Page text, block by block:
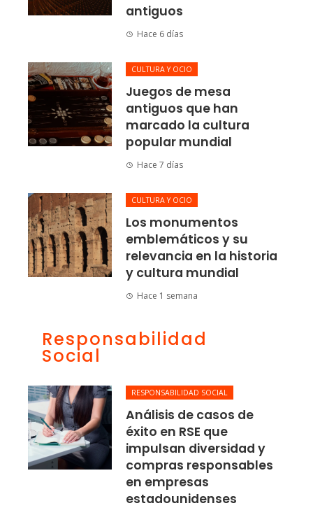
antiguos
Hace 6 días
CULTURA Y OCIO
Juegos de mesa
antiguos que han
marcado la cultura
popular mundial
Hace 7 días
CULTURA Y OCIO
Los monumentos
emblemáticos y su
relevancia en la historia
y cultura mundial
Hace 1 semana
Responsabilidad
Social
RESPONSABILIDAD SOCIAL
Análisis de casos de
éxito en RSE que
impulsan diversidad y
compras responsables
en empresas
estadounidenses